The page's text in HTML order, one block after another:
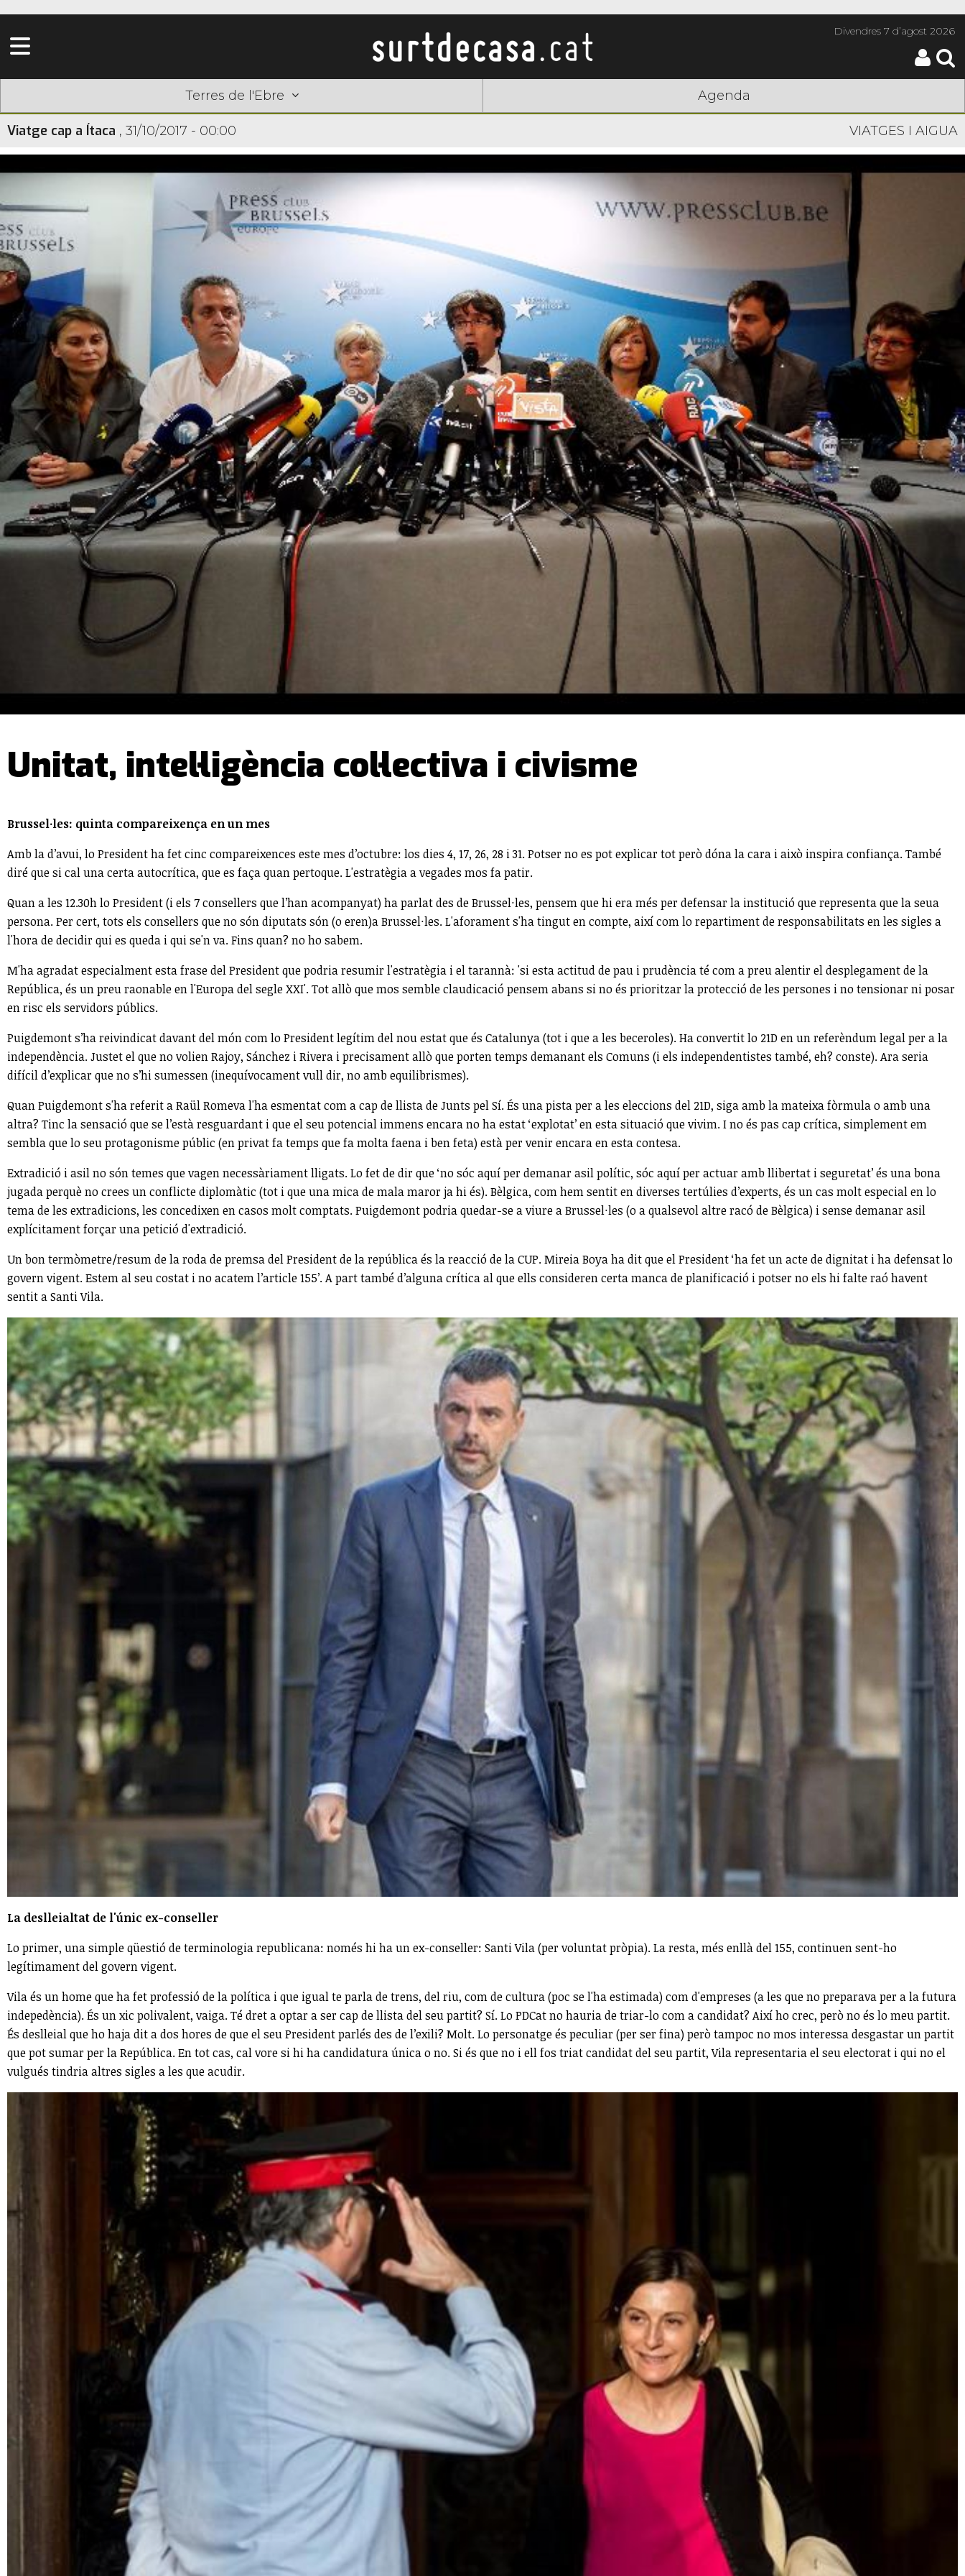
Divendres7 d’agost 2026
Terres de l'Ebre Agenda
Viatge cap a Ítaca , 31/10/2017 - 00:00 VIATGES I AIGUA
Unitat, intel·ligència col·lectiva i civisme
Brussel·les: quinta compareixença en un mes
Amb la d’avui, lo President ha fet cinc compareixences este mes d’octubre: los dies 4, 17, 26, 28 i 31. Potser no es pot explicar tot però dóna la cara i això inspira confiança. També
diré que si cal una certa autocrítica, que es faça quan pertoque. L'estratègia a vegades mos fa patir.
Quan a les 12.30h lo President (i els 7 consellers que l’han acompanyat) ha parlat des de Brussel·les, pensem que hi era més per defensar la institució que representa que la seua
persona. Per cert, tots els consellers que no són diputats són (o eren)a Brussel·les. L'aforament s'ha tingut en compte, així com lo repartiment de responsabilitats en les sigles a
l'hora de decidir qui es queda i qui se'n va. Fins quan? no ho sabem.
M'ha agradat especialment esta frase del President que podria resumir l'estratègia i el tarannà: 'si esta actitud de pau i prudència té com a preu alentir el desplegament de la
República, és un preu raonable en l'Europa del segle XXI'. Tot allò que mos semble claudicació pensem abans si no és prioritzar la protecció de les persones i no tensionar ni posar
en risc els servidors públics.
Puigdemont s’ha reivindicat davant del món com lo President legítim del nou estat que és Catalunya (tot i que a les beceroles). Ha convertit lo 21D en un referèndum legal per a la
independència. Justet el que no volien Rajoy, Sánchez i Rivera i precisament allò que porten temps demanant els Comuns (i els independentistes també, eh? conste). Ara seria
difícil d’explicar que no s’hi sumessen (inequívocament vull dir, no amb equilibrismes).
Quan Puigdemont s'ha referit a Raül Romeva l'ha esmentat com a cap de llista de Junts pel Sí. És una pista per a les eleccions del 21D, siga amb la mateixa fòrmula o amb una
altra? Tinc la sensació que se l’està resguardant i que el seu potencial immens encara no ha estat ‘explotat’ en esta situació que vivim. I no és pas cap crítica, simplement em
sembla que lo seu protagonisme públic (en privat fa temps que fa molta faena i ben feta) està per venir encara en esta contesa.
Extradició i asil no són temes que vagen necessàriament lligats. Lo fet de dir que ‘no sóc aquí per demanar asil polític, sóc aquí per actuar amb llibertat i seguretat’ és una bona
jugada perquè no crees un conflicte diplomàtic (tot i que una mica de mala maror ja hi és). Bèlgica, com hem sentit en diverses tertúlies d’experts, és un cas molt especial en lo
tema de les extradicions, les concedixen en casos molt comptats. Puigdemont podria quedar-se a viure a Brussel·les (o a qualsevol altre racó de Bèlgica) i sense demanar asil
explícitament forçar una petició d'extradició.
Un bon termòmetre/resum de la roda de premsa del President de la república és la reacció de la CUP. Mireia Boya ha dit que el President ‘ha fet un acte de dignitat i ha defensat lo
govern vigent. Estem al seu costat i no acatem l’article 155’. A part també d’alguna crítica al que ells consideren certa manca de planificació i potser no els hi falte raó havent
sentit a Santi Vila.
La deslleialtat de l'únic ex-conseller
Lo primer, una simple qüestió de terminologia republicana: només hi ha un ex-conseller: Santi Vila (per voluntat pròpia). La resta, més enllà del 155, continuen sent-ho
legítimament del govern vigent.
Vila és un home que ha fet professió de la política i que igual te parla de trens, del riu, com de cultura (poc se l'ha estimada) com d'empreses (a les que no preparava per a la futura
indepedència). És un xic polivalent, vaiga. Té dret a optar a ser cap de llista del seu partit? Sí. Lo PDCat no hauria de triar-lo com a candidat? Així ho crec, però no és lo meu partit.
És deslleial que ho haja dit a dos hores de que el seu President parlés des de l’exili? Molt. Lo personatge és peculiar (per ser fina) però tampoc no mos interessa desgastar un partit
que pot sumar per la República. En tot cas, cal vore si hi ha candidatura única o no. Si és que no i ell fos triat candidat del seu partit, Vila representaria el seu electorat i qui no el
vulgués tindria altres sigles a les que acudir.